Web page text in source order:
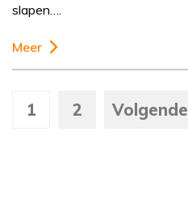
slapen….
Meer
1 2 Volgende